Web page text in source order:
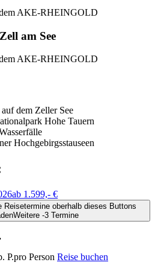
dem AKE-RHEINGOLD
am See
dem AKE-RHEINGOLD
dem Zeller See
Hohe Tauern
Hochgebirgsstauseen
ab 1.599,- €
Reisetermine oberhalb dieses Buttons
Weitere -3 Termine
P.pro Person Reise buchen